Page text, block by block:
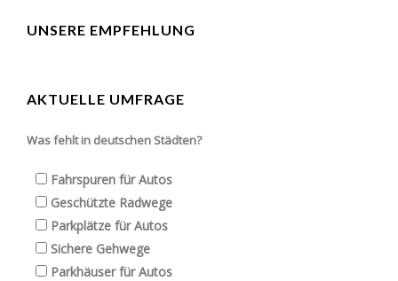
UNSERE EMPFEHLUNG
AKTUELLE UMFRAGE
Was fehlt in deutschen Städten?
Fahrspuren für Autos
Geschützte Radwege
Parkplätze für Autos
Sichere Gehwege
Parkhäuser für Autos